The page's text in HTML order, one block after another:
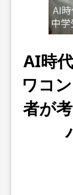
AI時
ワコ
者が